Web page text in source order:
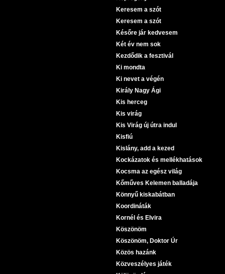
Keresem a szót
Keresem a szót
Későre jár kedvesem
Két év nem sok
Kezdődik a fesztivál
Ki mondta
Ki nevet a végén
Király Nagy Ági
Kis herceg
Kis virág
Kis Virág új útra indul
Kisfiú
Kislány, add a kezed
Kockázatok és mellékhatások
Kocsma az egész világ
Kőműves Kelemen balladája
Könnyű kiskabátban
Koordináták
Kornél és Elvira
Köszönöm
Köszönöm, Doktor Úr
Közös hazánk
Közveszélyes játék